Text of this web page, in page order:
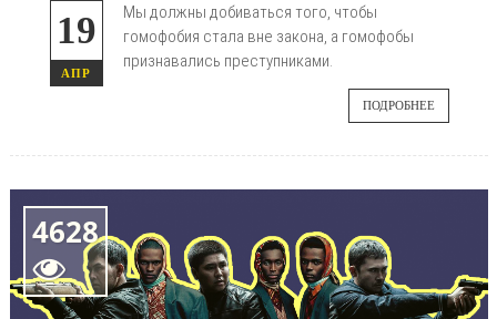
19
АПР
Мы должны добиваться того, чтобы
гомофобия стала вне закона, а гомофобы
признавались преступниками.
ПОДРОБНЕЕ
4628
